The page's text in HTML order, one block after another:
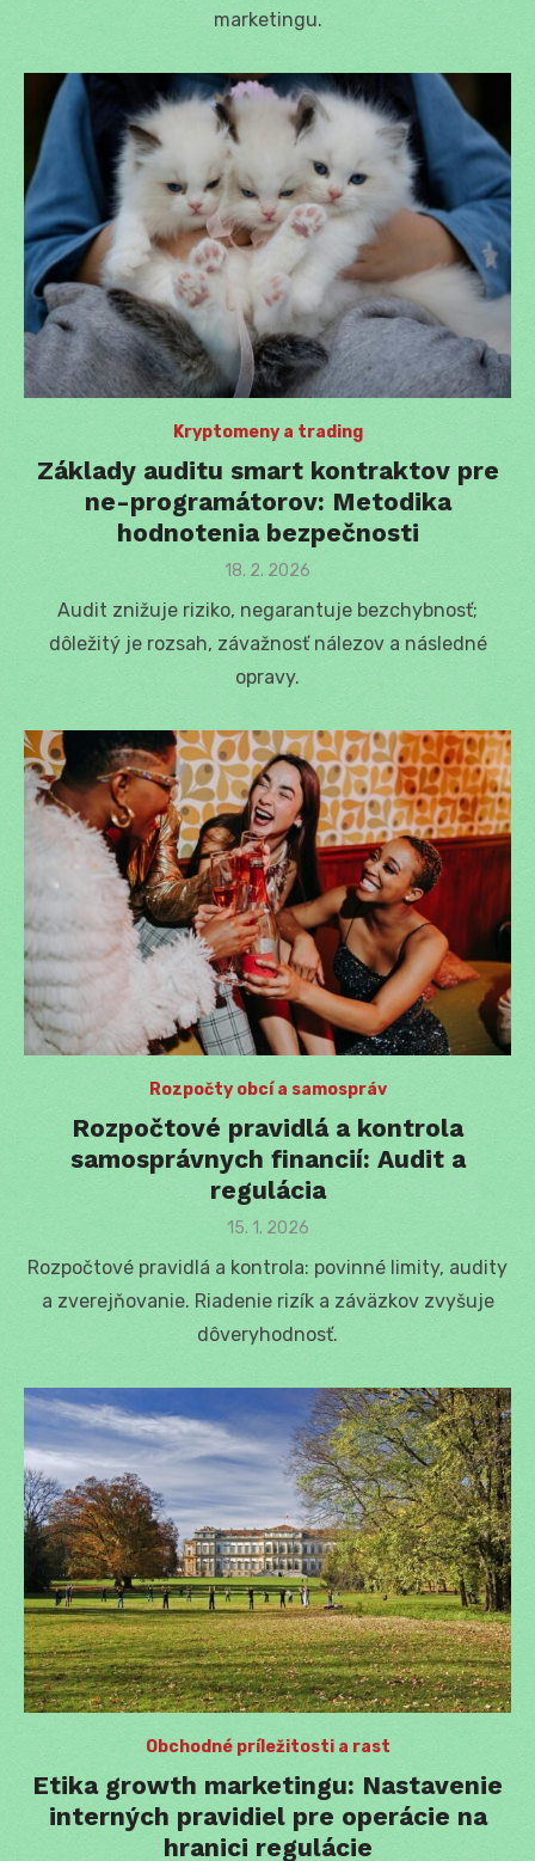
marketingu.
Kryptomeny a trading
Základy auditu smart kontraktov pre
ne-programátorov: Metodika
hodnotenia bezpečnosti
Posted
18. 2. 2026
Audit znižuje riziko, negarantuje bezchybnosť;
dôležitý je rozsah, závažnosť nálezov a následné
opravy.
Rozpočty obcí a samospráv
Rozpočtové pravidlá a kontrola
samosprávnych financií: Audit a
regulácia
Posted
15. 1. 2026
Rozpočtové pravidlá a kontrola: povinné limity, audity
a zverejňovanie. Riadenie rizík a záväzkov zvyšuje
dôveryhodnosť.
Obchodné príležitosti a rast
Etika growth marketingu: Nastavenie
interných pravidiel pre operácie na
hranici regulácie